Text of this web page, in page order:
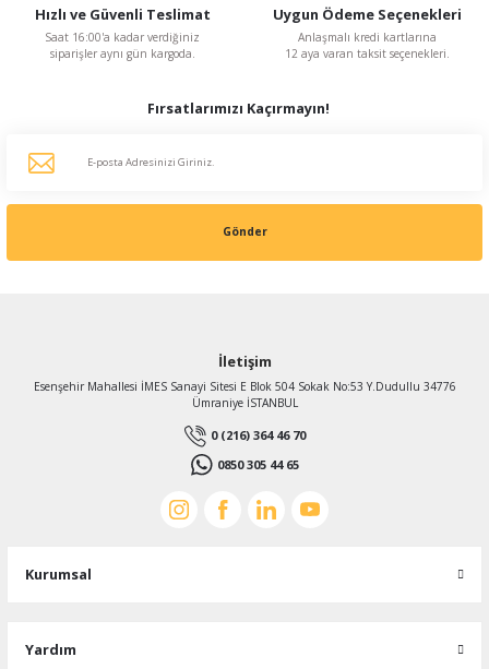
Hızlı ve Güvenli Teslimat
Saat 16:00'a kadar verdiğiniz
siparişler aynı gün kargoda.
Uygun Ödeme Seçenekleri
Anlaşmalı kredi kartlarına
12 aya varan taksit seçenekleri.
Fırsatlarımızı Kaçırmayın!
Gönder
İletişim
Esenşehir Mahallesi İMES Sanayi Sitesi E Blok 504 Sokak No:53 Y.Dudullu 34776
Ümraniye İSTANBUL
0 (216) 364 46 70
0850 305 44 65
Kurumsal
Yardım